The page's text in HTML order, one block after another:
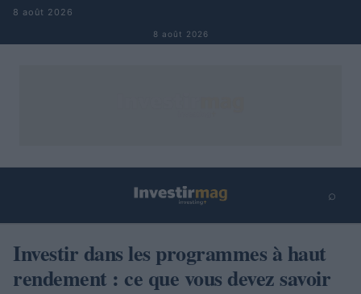
Aller au contenu
8 août 2026
8 août 2026
⌕
Rechercher ⌕
Investir dans les programmes à haut
rendement : ce que vous devez savoir